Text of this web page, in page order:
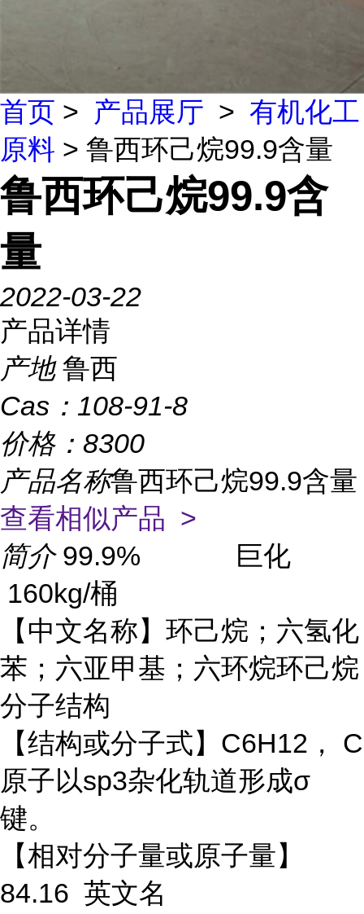
首页 > 产品展厅 > 有机化工
原料 > 鲁西环己烷99.9含量
鲁西环己烷99.9含
量
2022-03-22
产品详情
产地 鲁西
Cas： 108-91-8
价格： 8300
产品名称鲁西环己烷99.9含量
查看相似产品 >
简介 99.9% 巨化
160kg/桶
【中文名称】环己烷；六氢化
苯；六亚甲基；六环烷环己烷
分子结构
【结构或分子式】C6H12， C
原子以sp3杂化轨道形成σ
键。
【相对分子量或原子量】
84.16 英文名